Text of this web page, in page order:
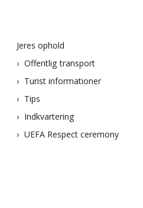
Jeres ophold
Offentlig transport
Turist informationer
Tips
Indkvartering
UEFA Respect ceremony